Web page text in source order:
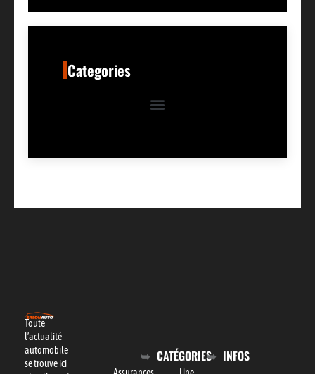
Categories
Toute
l’actualité
automobile
se trouve ici
CATÉGORIES INFOS